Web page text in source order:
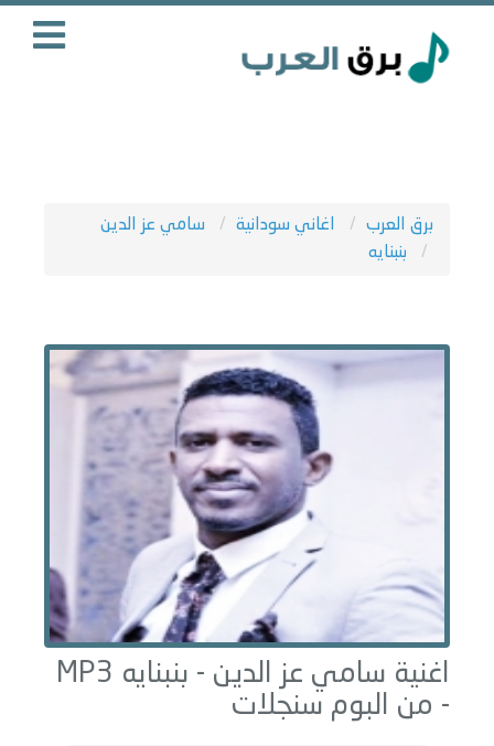
برق العرب اغاني سودانية
سامي عز الدين
بنبنايه
اغنية سامي عز الدين - بنبنايه MP3
- من البوم سنجلات